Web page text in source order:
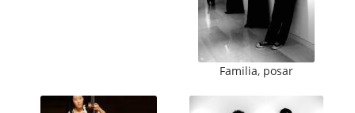
Familia, posar